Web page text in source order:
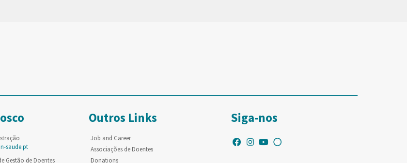
saude.pt
Gestão de Doentes
Outros Links
Job and Career
Associações de Doentes
Donations
Siga-nos